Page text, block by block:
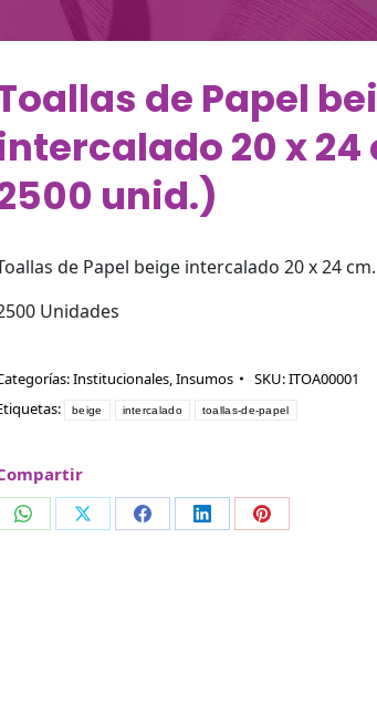
de Papel
20 x
unid.)
de Papel beige intercalado 20 x 24 cm.
Unidades
Institucionales,Insumos SKU:ITOA00001
beige intercalado toallas-de-papel
CompartirCompartirCompartirCompartirCompartir